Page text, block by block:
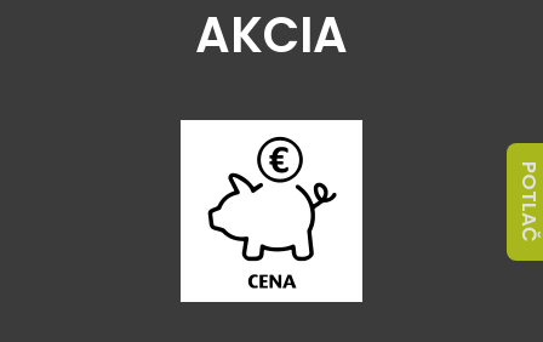
AKCIA
POTLAČ